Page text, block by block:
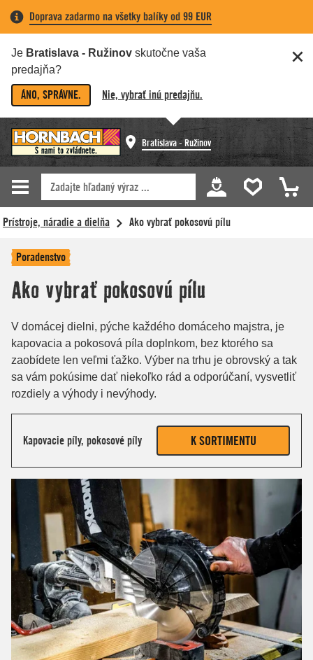
Doprava zadarmo na všetky balíky od 99 EUR
Je Bratislava - Ružinov skutočne vaša
predajňa?
ÁNO, SPRÁVNE. Nie, vybrať inú predajňu.
Bratislava - Ružinov